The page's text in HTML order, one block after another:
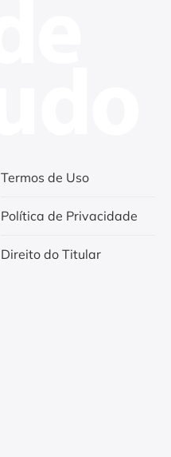
Termos de Uso
Política de Privacidade
Direito do Titular